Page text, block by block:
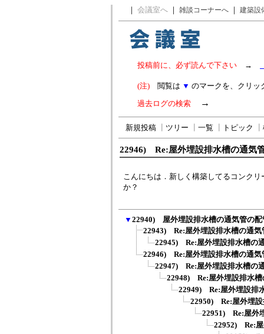
｜ 会議室へ ｜ 雑談コーナーへ ｜ 建築設
投稿前に、必ず読んで下さい →
(注) 閲覧は ▼ のマークを、クリッ
過去ログの検索 →
新規投稿 ツリー 一覧 トピック
22946) Re:屋外埋設排水槽の通気
こんにちは．新しく構築してるコンク
か？
▼ 22940) 屋外埋設排水槽の通気管の配
22943) Re:屋外埋設排水槽の通気
22945) Re:屋外埋設排水槽の
22946) Re:屋外埋設排水槽の通気
22947) Re:屋外埋設排水槽の
22948) Re:屋外埋設排水槽
22949) Re:屋外埋設排
22950) Re:屋外埋設
22951) Re:屋外
22952) Re:屋